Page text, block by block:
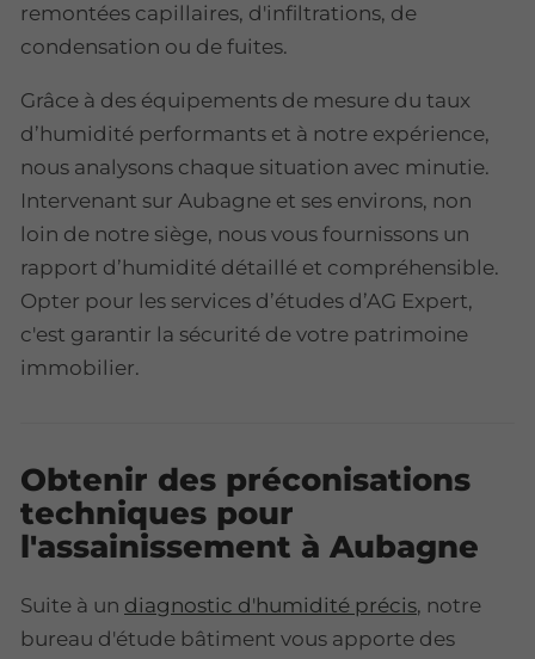
remontées capillaires, d'infiltrations, de
condensation ou de fuites.
Grâce à des équipements de mesure du taux
d’humidité performants et à notre expérience,
nous analysons chaque situation avec minutie.
Intervenant sur Aubagne et ses environs, non
loin de notre siège, nous vous fournissons un
rapport d’humidité détaillé et compréhensible.
Opter pour les services d’études d’AG Expert,
c'est garantir la sécurité de votre patrimoine
immobilier.
Obtenir des préconisations
techniques pour
l'assainissement à Aubagne
Suite à un diagnostic d'humidité précis, notre
bureau d'étude bâtiment vous apporte des